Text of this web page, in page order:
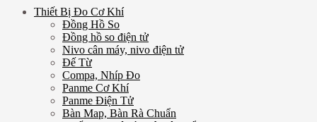
Thiết Bị Đo Cơ Khí
Đồng Hồ So
Đồng hồ so điện tử
Nivo cân máy, nivo điện tử
Đế Từ
Compa, Nhíp Đo
Panme Cơ Khí
Panme Điện Tử
Bàn Map, Bàn Rà Chuẩn